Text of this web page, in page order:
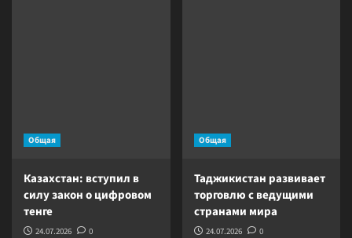
Общая
Казахстан: вступил в
силу закон о цифровом
тенге
24.07.2026 0
Общая
Таджикистан развивает
торговлю с ведущими
странами мира
24.07.2026 0